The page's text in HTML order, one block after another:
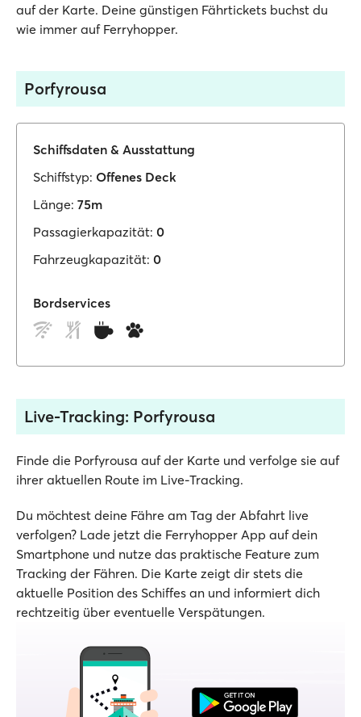
auf der Karte. Deine günstigen Fährtickets buchst du
wie immer auf Ferryhopper.
Porfyrousa
Schiffsdaten & Ausstattung
Schiffstyp: Offenes Deck
Länge: 75m
Passagierkapazität: 0
Fahrzeugkapazität: 0
Bordservices
Live-Tracking: Porfyrousa
Finde die Porfyrousa auf der Karte und verfolge sie auf
ihrer aktuellen Route im Live-Tracking.
Du möchtest deine Fähre am Tag der Abfahrt live
verfolgen? Lade jetzt die Ferryhopper App auf dein
Smartphone und nutze das praktische Feature zum
Tracking der Fähren. Die Karte zeigt dir stets die
aktuelle Position des Schiffes an und informiert dich
rechtzeitig über eventuelle Verspätungen.